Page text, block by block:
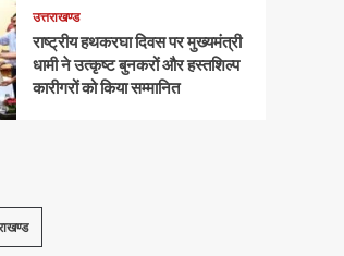
उत्तराखण्ड
राष्ट्रीय हथकरघा दिवस पर मुख्यमंत्री
धामी ने उत्कृष्ट बुनकरों और हस्तशिल्प
कारीगरों को किया सम्मानित